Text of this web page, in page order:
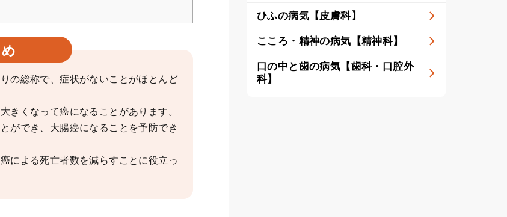
の総称で、症状がないことがほとんど
きくなって癌になることがあります。
ができ、大腸癌になることを予防でき
による死亡者数を減らすことに役立っ
ひふの病気【皮膚科】
こころ・精神の病気【精神科】
口の中と歯の病気【歯科・口腔外
科】